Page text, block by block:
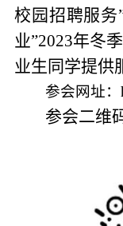
校园招聘服务
业”2023年冬
业生同学提供
参会网址：
参会二维